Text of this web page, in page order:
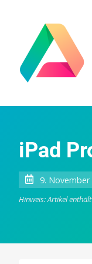
iPad
9. November
Hinweis: Artikel